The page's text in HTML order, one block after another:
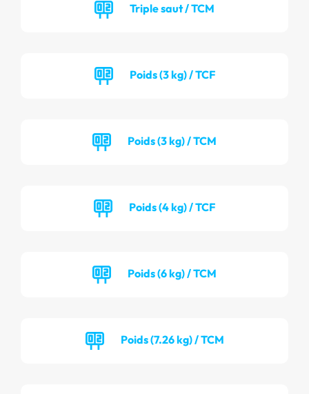
Triple saut / TCM
Poids (3 kg) / TCF
Poids (3 kg) / TCM
Poids (4 kg) / TCF
Poids (6 kg) / TCM
Poids (7.26 kg) / TCM